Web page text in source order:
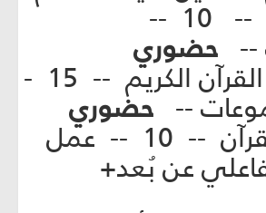
حركةٌ قرآنية -- 10 --
-- حضوري
آداب تلاوة القرآن الكريم -- 15 -
-- حضوري
آثار قراءة القرآن -- 10 -- عمل
عن بُعد+